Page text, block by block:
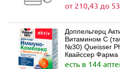
от 210,43 до
Доппельгерц
Витамином С
№30) Queisser
Квайссер
есть в 144